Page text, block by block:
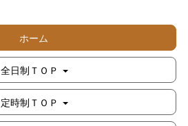
ホーム
全日制ＴＯＰ
定時制ＴＯＰ